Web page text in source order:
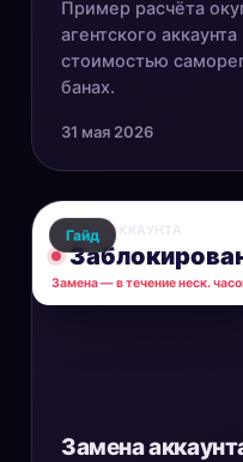
Пример расчёта
агентского
стоимостью
банах.
31 мая 2026
СТАТУС АККАУНТА
Замена — в течение неск.
Гайд
Замена